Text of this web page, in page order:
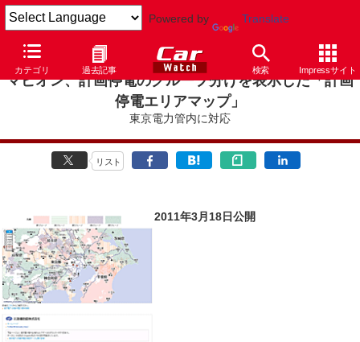
Powered by Translate
カテゴリ 過去記事 検索 Impressサイト
マピオン、計画停電のグループ分けを表示した「計画
停電エリアマップ」
東京電力管内に対応
リスト
2011年3月18日公開